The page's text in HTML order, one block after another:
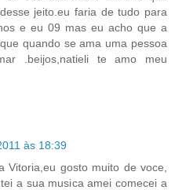
jeito.eu faria de tudo para
e eu 09 mas eu acho que a
quando se ama uma pessoa
.beijos,natieli te amo meu
às 18:39
Vitoria,eu gosto muito de voce,
a sua musica amei comecei a